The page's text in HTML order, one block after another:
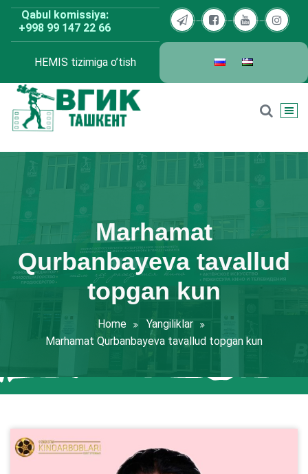
Skip
content
Qabul komissiya:
+998 99 147 22 66
HEMIS tizimiga o’tish
Marhamat
Qurbanbayeva tavallud
topgan kun
Home
Yangiliklar
Marhamat Qurbanbayeva tavallud topgan kun